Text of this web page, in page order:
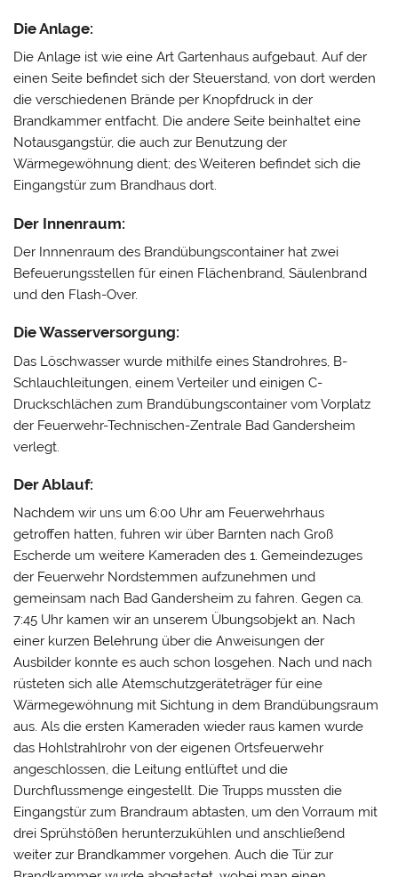
Die Anlage:
Die Anlage ist wie eine Art Gartenhaus aufgebaut. Auf der
einen Seite befindet sich der Steuerstand, von dort werden
die verschiedenen Brände per Knopfdruck in der
Brandkammer entfacht. Die andere Seite beinhaltet eine
Notausgangstür, die auch zur Benutzung der
Wärmegewöhnung dient; des Weiteren befindet sich die
Eingangstür zum Brandhaus dort.
Der Innenraum:
Der Innnenraum des Brandübungscontainer hat zwei
Befeuerungsstellen für einen Flächenbrand, Säulenbrand
und den Flash-Over.
Die Wasserversorgung:
Das Löschwasser wurde mithilfe eines Standrohres, B-
Schlauchleitungen, einem Verteiler und einigen C-
Druckschlächen zum Brandübungscontainer vom Vorplatz
der Feuerwehr-Technischen-Zentrale Bad Gandersheim
verlegt.
Der Ablauf:
Nachdem wir uns um 6:00 Uhr am Feuerwehrhaus
getroffen hatten, fuhren wir über Barnten nach Groß
Escherde um weitere Kameraden des 1. Gemeindezuges
der Feuerwehr Nordstemmen aufzunehmen und
gemeinsam nach Bad Gandersheim zu fahren. Gegen ca.
7:45 Uhr kamen wir an unserem Übungsobjekt an. Nach
einer kurzen Belehrung über die Anweisungen der
Ausbilder konnte es auch schon losgehen. Nach und nach
rüsteten sich alle Atemschutzgeräteträger für eine
Wärmegewöhnung mit Sichtung in dem Brandübungsraum
aus. Als die ersten Kameraden wieder raus kamen wurde
das Hohlstrahlrohr von der eigenen Ortsfeuerwehr
angeschlossen, die Leitung entlüftet und die
Durchflussmenge eingestellt. Die Trupps mussten die
Eingangstür zum Brandraum abtasten, um den Vorraum mit
drei Sprühstößen herunterzukühlen und anschließend
weiter zur Brandkammer vorgehen. Auch die Tür zur